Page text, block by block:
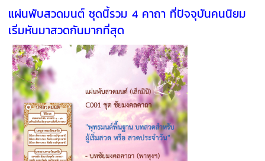
แผ่นพับสวดมนต์ ชุดนี้รวม 4 คาถา ที่ปัจจุบันคนนิยม
เริ่มหันมาสวดกันมากที่สุด